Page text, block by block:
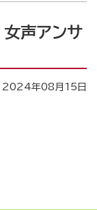
声アンサ
2024年08月15日